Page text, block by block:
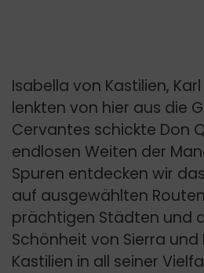
Isabella von Kastilien, Karl
lenkten von hier aus die
Cervantes schickte Don
endlosen Weiten der
Spuren entdecken wir
auf ausgewählten
prächtigen Städten und
Schönheit von Sierra und
Kastilien in all seiner